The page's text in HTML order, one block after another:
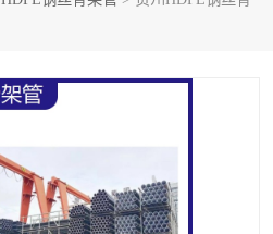
MPP电力通信管
联塑PPR管